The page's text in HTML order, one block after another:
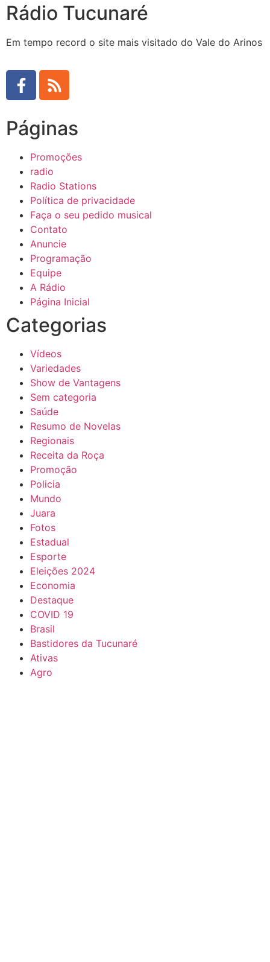
Rádio Tucunaré
Em tempo record o site mais visitado do Vale do Arinos
Páginas
Promoções
radio
Radio Stations
Política de privacidade
Faça o seu pedido musical
Contato
Anuncie
Programação
Equipe
A Rádio
Página Inicial
Categorias
Vídeos
Variedades
Show de Vantagens
Sem categoria
Saúde
Resumo de Novelas
Regionais
Receita da Roça
Promoção
Policia
Mundo
Juara
Fotos
Estadual
Esporte
Eleições 2024
Economia
Destaque
COVID 19
Brasil
Bastidores da Tucunaré
Ativas
Agro